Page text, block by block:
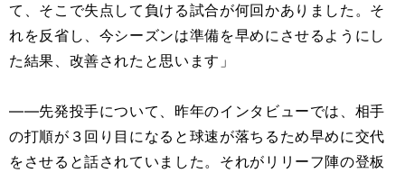
て、そこで失点して負ける試合が何回かありました。そ
れを反省し、今シーズンは準備を早めにさせるようにし
た結果、改善されたと思います」
――先発投手について、昨年のインタビューでは、相手
の打順が３回り目になると球速が落ちるため早めに交代
をさせると話されていました。それがリリーフ陣の登板